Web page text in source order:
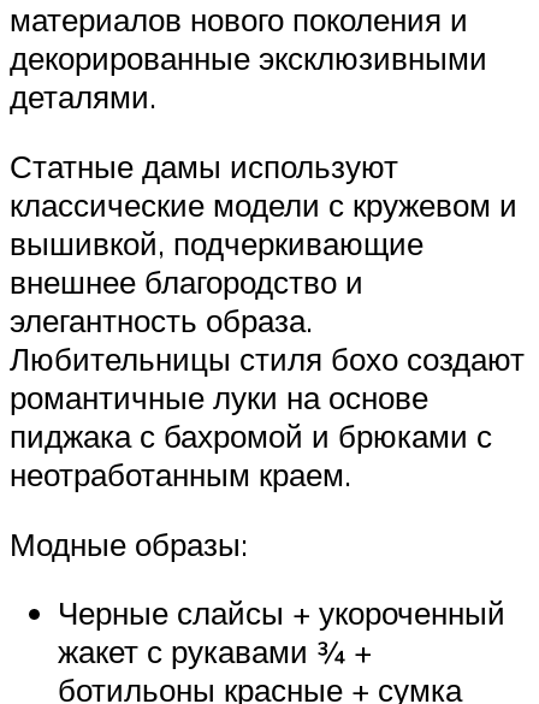
материалов нового поколения и
декорированные эксклюзивными
деталями.
Статные дамы используют
классические модели с кружевом и
вышивкой, подчеркивающие
внешнее благородство и
элегантность образа.
Любительницы стиля бохо создают
романтичные луки на основе
пиджака с бахромой и брюками с
неотработанным краем.
Модные образы:
Черные слайсы + укороченный
жакет с рукавами ¾ +
ботильоны красные + сумка